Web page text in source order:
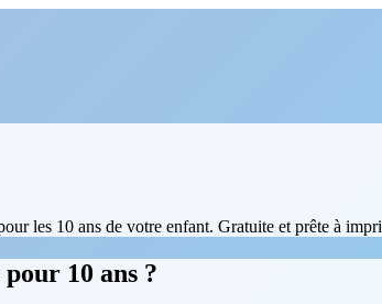
les 10 ans de votre enfant. Gratuite et prête à
10 ans ?